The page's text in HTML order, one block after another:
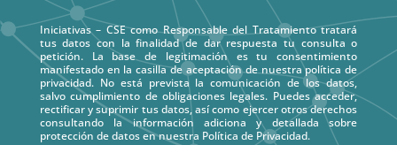
Iniciativas – CSE como Responsable del Tratamiento tratará
tus datos con la finalidad de dar respuesta tu consulta o
petición. La base de legitimación es tu consentimiento
manifestado en la casilla de aceptación de nuestra política de
privacidad. No está prevista la comunicación de los datos,
salvo cumplimiento de obligaciones legales. Puedes acceder,
rectificar y suprimir tus datos, así como ejercer otros derechos
consultando la información adiciona y detallada sobre
protección de datos en nuestra Política de Privacidad.